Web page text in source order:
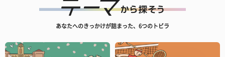
あなたへのきっかけが詰まった、6つのトビラ